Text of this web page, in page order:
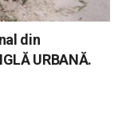
din
URBANĂ.